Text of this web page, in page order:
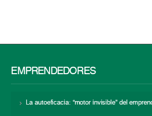
EMPRENDEDORES
La autoeficacia: “motor invisible” del